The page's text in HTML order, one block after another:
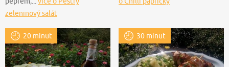
zeleninový salát
20 minut 30 minut